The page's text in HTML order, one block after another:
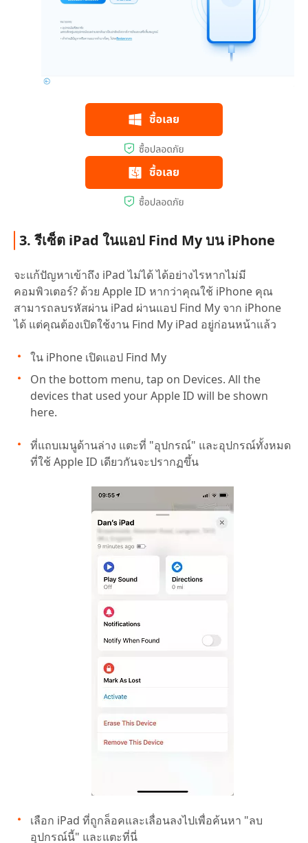
3. รีเซ็ต iPad ในแอป Find My บน iPhone
จะแก้ปัญหาเข้าถึง iPad ไม่ได้ ได้อย่างไรหากไม่มี
คอมพิวเตอร์? ด้วย Apple ID หากว่าคุณใช้ iPhone คุณ
สามารถลบรหัสผ่าน iPad ผ่านแอป Find My จาก iPhone
ได้ แต่คุณต้องเปิดใช้งาน Find My iPad อยู่ก่อนหน้าแล้ว
ใน iPhone เปิดแอป Find My
On the bottom menu, tap on Devices. All the
devices that used your Apple ID will be shown
here.
ที่แถบเมนูด้านล่าง แตะที่ "อุปกรณ์" และอุปกรณ์ทั้งหมด
ที่ใช้ Apple ID เดียวกันจะปรากฏขึ้น
เลือก iPad ที่ถูกล็อคและเลื่อนลงไปเพื่อค้นหา "ลบ
อุปกรณ์นี้" และแตะที่นี่